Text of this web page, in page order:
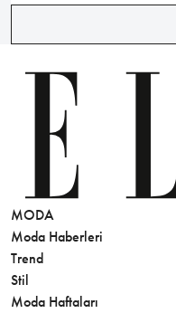
MODA
Moda Haberleri
Trend
Stil
Moda Haftaları